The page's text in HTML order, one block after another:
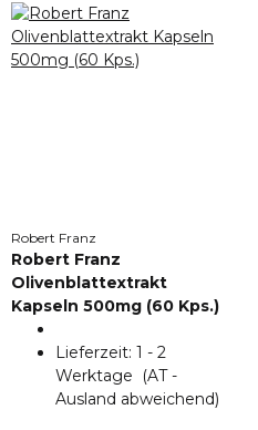
Robert Franz
Robert Franz
Olivenblattextrakt
Kapseln 500mg (60 Kps.)
Lieferzeit: 1 - 2
Werktage
(AT -
Ausland abweichend)